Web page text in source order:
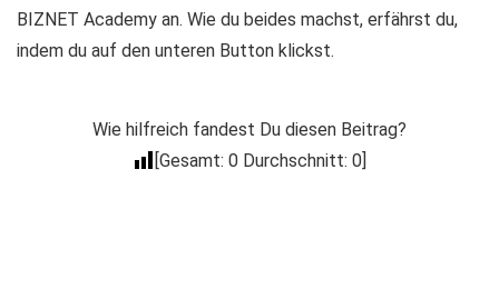
BIZNET Academy an. Wie du beides machst, erfährst du,
indem du auf den unteren Button klickst.
Wie hilfreich fandest Du diesen Beitrag?
[Gesamt: 0 Durchschnitt: 0]